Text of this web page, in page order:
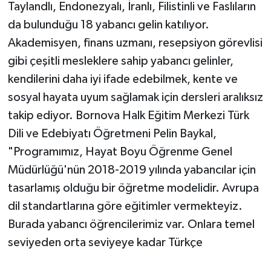
Taylandlı, Endonezyalı, İranlı, Filistinli ve Faslıların
da bulunduğu 18 yabancı gelin katılıyor.
Akademisyen, finans uzmanı, resepsiyon görevlisi
gibi çeşitli mesleklere sahip yabancı gelinler,
kendilerini daha iyi ifade edebilmek, kente ve
sosyal hayata uyum sağlamak için dersleri aralıksız
takip ediyor. Bornova Halk Eğitim Merkezi Türk
Dili ve Edebiyatı Öğretmeni Pelin Baykal,
"Programımız, Hayat Boyu Öğrenme Genel
Müdürlüğü'nün 2018-2019 yılında yabancılar için
tasarlamış olduğu bir öğretme modelidir. Avrupa
dil standartlarına göre eğitimler vermekteyiz.
Burada yabancı öğrencilerimiz var. Onlara temel
seviyeden orta seviyeye kadar Türkçe